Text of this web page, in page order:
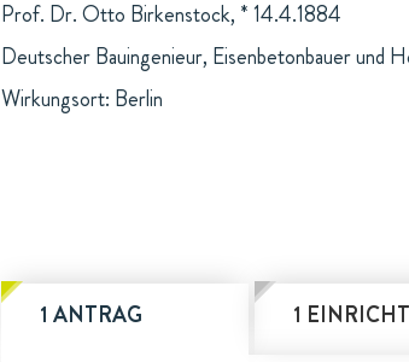
Prof. Dr. Otto Birkenstock, * 14.4.1884
Deutscher Bauingenieur, Eisenbetonbauer und
Wirkungsort: Berlin
1 ANTRAG 1